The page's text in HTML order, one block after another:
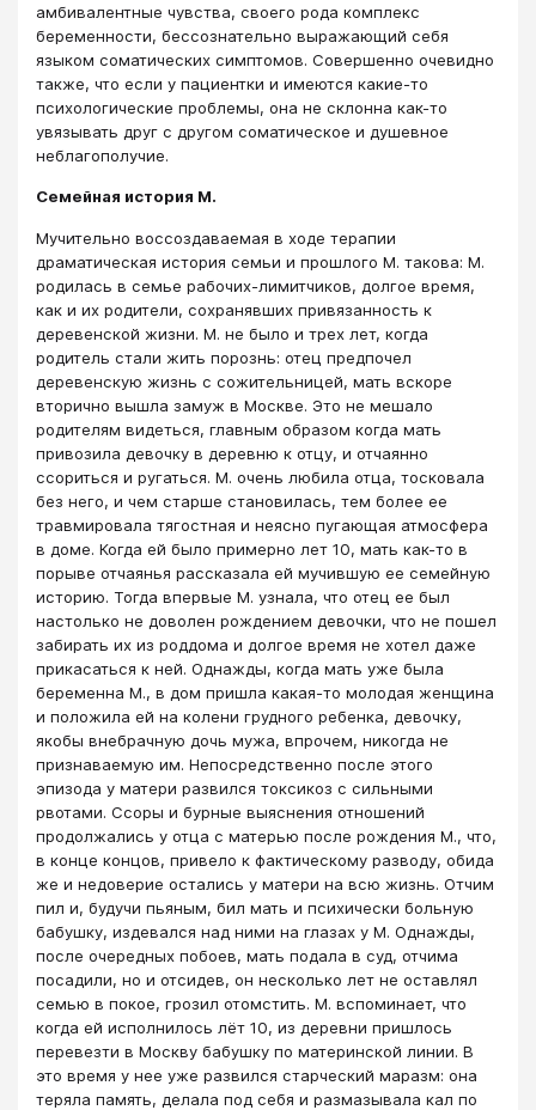
амбивалентные чувства, своего рода комплекс
беременности, бессознательно выражающий себя
языком соматических симптомов. Совершенно очевидно
также, что если у пациентки и имеются какие-то
психологические проблемы, она не склонна как-то
увязывать друг с другом соматическое и душевное
неблагополучие.
Семейная история М.
Мучительно воссоздаваемая в ходе терапии
драматическая история семьи и прошлого М. такова: М.
родилась в семье рабочих-лимитчиков, долгое время,
как и их родители, сохранявших привязанность к
деревенской жизни. М. не было и трех лет, когда
родитель стали жить порознь: отец предпочел
деревенскую жизнь с сожительницей, мать вскоре
вторично вышла замуж в Москве. Это не мешало
родителям видеться, главным образом когда мать
привозила девочку в деревню к отцу, и отчаянно
ссориться и ругаться. М. очень любила отца, тосковала
без него, и чем старше становилась, тем более ее
травмировала тягостная и неясно пугающая атмосфера
в доме. Когда ей было примерно лет 10, мать как-то в
порыве отчаянья рассказала ей мучившую ее семейную
историю. Тогда впервые М. узнала, что отец ее был
настолько не доволен рождением девочки, что не пошел
забирать их из роддома и долгое время не хотел даже
прикасаться к ней. Однажды, когда мать уже была
беременна М., в дом пришла какая-то молодая женщина
и положила ей на колени грудного ребенка, девочку,
якобы внебрачную дочь мужа, впрочем, никогда не
признаваемую им. Непосредственно после этого
эпизода у матери развился токсикоз с сильными
рвотами. Ссоры и бурные выяснения отношений
продолжались у отца с матерью после рождения М., что,
в конце концов, привело к фактическому разводу, обида
же и недоверие остались у матери на всю жизнь. Отчим
пил и, будучи пьяным, бил мать и психически больную
бабушку, издевался над ними на глазах у М. Однажды,
после очередных побоев, мать подала в суд, отчима
посадили, но и отсидев, он несколько лет не оставлял
семью в покое, грозил отомстить. М. вспоминает, что
когда ей исполнилось лёт 10, из деревни пришлось
перевезти в Москву бабушку по материнской линии. В
это время у нее уже развился старческий маразм: она
теряла память, делала под себя и размазывала кал по